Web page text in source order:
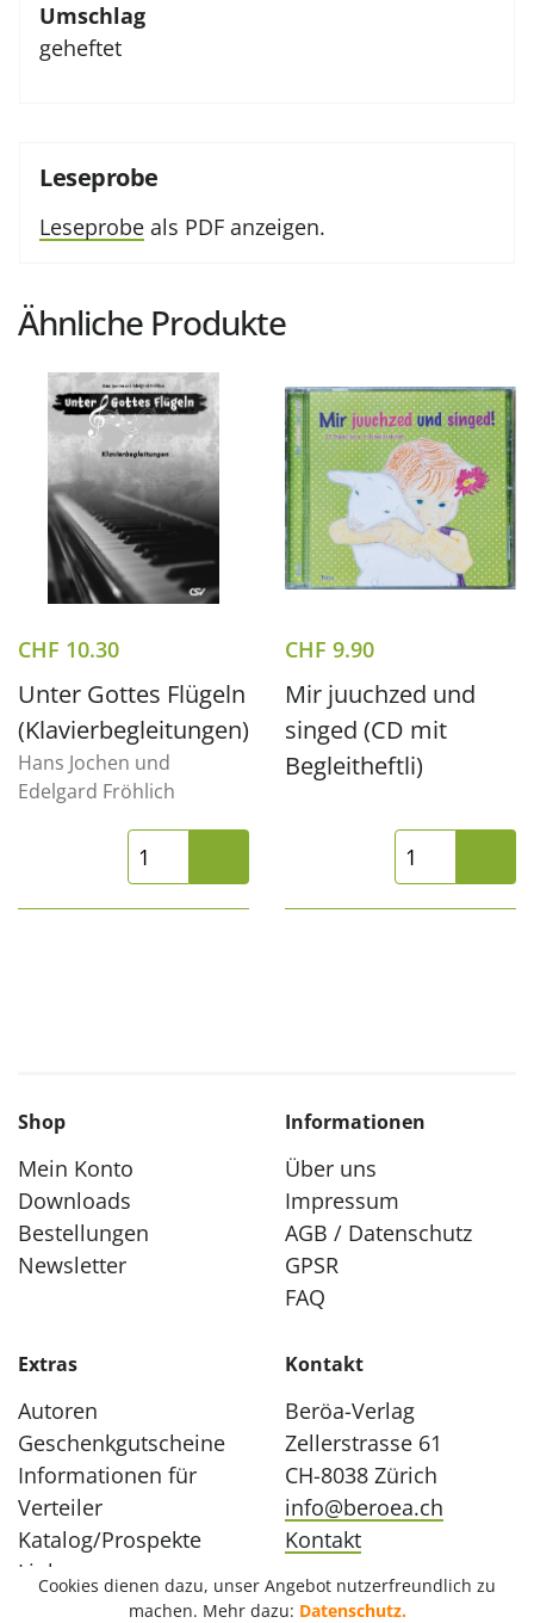
Cookies dienen dazu, unser Angebot nutzerfreundlich zu
machen. Mehr dazu: Datenschutz.
Umschlag
geheftet
Leseprobe
Leseprobe als PDF anzeigen.
Ähnliche Produkte
CHF 10.30
Unter Gottes Flügeln
(Klavierbegleitungen)
Hans Jochen und
Edelgard Fröhlich
CHF 9.90
Mir juuchzed und
singed (CD mit
Begleitheftli)
Shop
Mein Konto
Downloads
Bestellungen
Newsletter
Informationen
Über uns
Impressum
AGB / Datenschutz
GPSR
FAQ
Extras
Autoren
Geschenkgutscheine
Informationen für
Verteiler
Katalog/Prospekte
Links
Kontakt
Beröa-Verlag
Zellerstrasse 61
CH-8038 Zürich
info@beroea.ch
Kontakt